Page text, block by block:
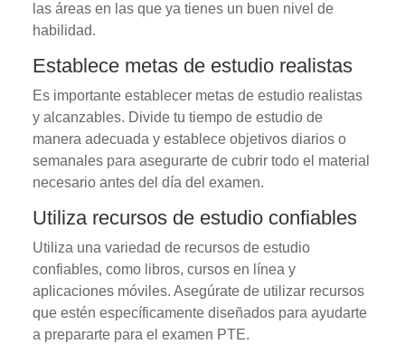
las áreas en las que ya tienes un buen nivel de
habilidad.
Establece metas de estudio realistas
Es importante establecer metas de estudio realistas
y alcanzables. Divide tu tiempo de estudio de
manera adecuada y establece objetivos diarios o
semanales para asegurarte de cubrir todo el material
necesario antes del día del examen.
Utiliza recursos de estudio confiables
Utiliza una variedad de recursos de estudio
confiables, como libros, cursos en línea y
aplicaciones móviles. Asegúrate de utilizar recursos
que estén específicamente diseñados para ayudarte
a prepararte para el examen PTE.